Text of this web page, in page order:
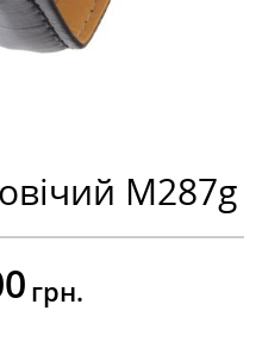
М287g
грн.